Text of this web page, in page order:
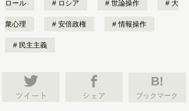
ロール ロシア 世論操作 大
衆心理 安倍政権 情報操作
民主主義
B!
ブックマーク